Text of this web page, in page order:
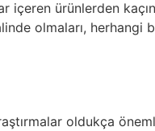
içeren ürünlerden
olmaları, herhangi
oldukça